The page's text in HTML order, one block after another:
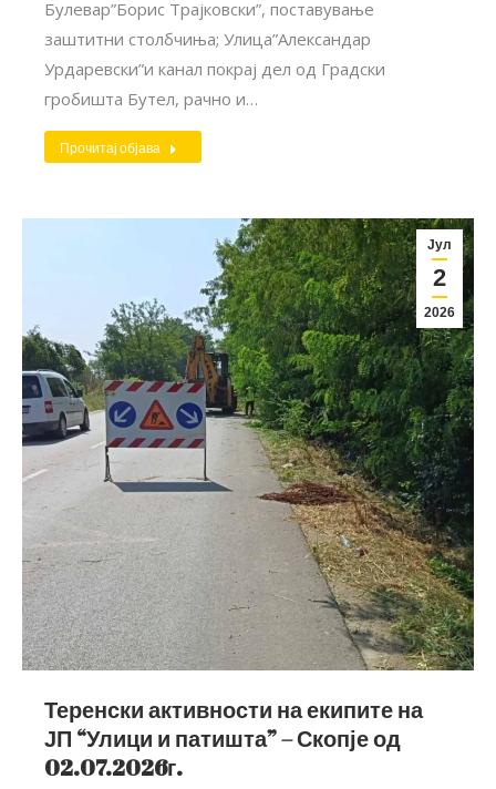
Булевар”Борис Трајковски”, поставување
заштитни столбчиња; Улица”Александар
Урдаревски”и канал покрај дел од Градски
гробишта Бутел, рачно и…
Прочитај објава
Јул
2
2026
Теренски активности на екипите на
ЈП “Улици и патишта” – Скопје од
02.07.2026г.